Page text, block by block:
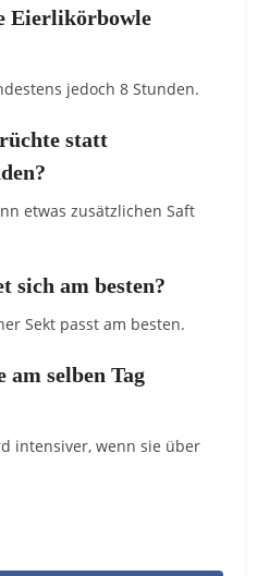
Eierlikörbowle
jedoch 8 Stunden.
statt
etwas zusätzlichen Saft
sich am besten?
Sekt passt am besten.
am selben Tag
intensiver, wenn sie über